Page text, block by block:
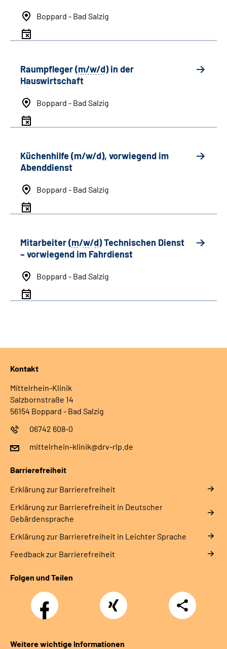
Boppard - Bad Salzig
Raumpfleger (m/w/d) in der
Hauswirtschaft
Boppard - Bad Salzig
Küchenhilfe (m/w/d), vorwiegend im
Abenddienst
Boppard - Bad Salzig
Mitarbeiter (m/w/d) Technischen Dienst
– vorwiegend im Fahrdienst
Boppard - Bad Salzig
Kontakt
Mittelrhein-Klinik
Salzbornstraße 14
56154 Boppard - Bad Salzig
06742 608-0
mittelrhein-klinik@drv-rlp.de
Barrierefreiheit
Erklärung zur Barrierefreiheit
Erklärung zur Barrierefreiheit in Deutscher
Gebärdensprache
Erklärung zur Barrierefreiheit in Leichter Sprache
Feedback zur Barrierefreiheit
Folgen und Teilen
Facebook Xing
Teilen
Weitere wichtige Informationen